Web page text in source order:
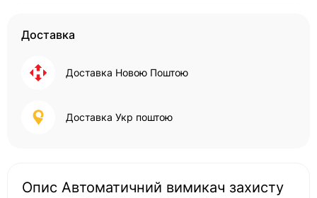
Доставка
Доставка Новою Поштою
Доставка Укр поштою
Опис Автоматичний вимикач захисту